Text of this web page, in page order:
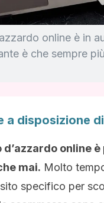
online è in
è che sempre
a disposizione
d’azzardo online è
mai. Molto
specifico per